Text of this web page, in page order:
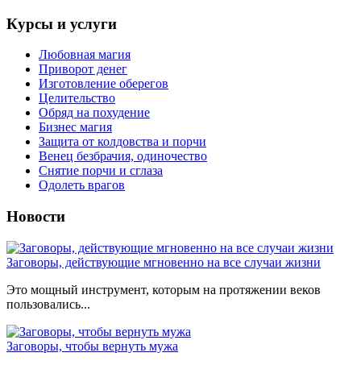
Курсы и услуги
Любовная магия
Приворот денег
Изготовление оберегов
Целительство
Обряд на похудение
Бизнес магия
Защита от колдовства и порчи
Венец безбрачия, одиночество
Снятие порчи и сглаза
Одолеть врагов
Новости
Заговоры, действующие мгновенно на все случаи жизни
Это мощный инструмент, которым на протяжении веков
пользовались...
Заговоры, чтобы вернуть мужа